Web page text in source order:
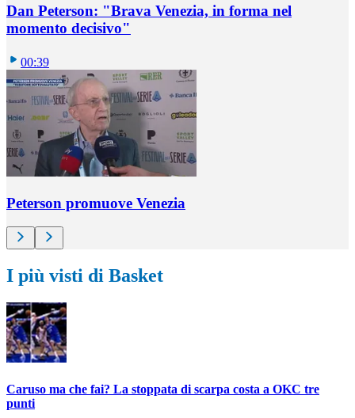
Dan Peterson: "Brava Venezia, in forma nel
momento decisivo"
00:39
Peterson promuove Venezia
I più visti di Basket
Caruso ma che fai? La stoppata di scarpa costa a OKC tre
punti